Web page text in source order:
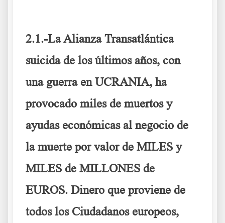
2.1.-La Alianza Transatlántica
suicida de los últimos años, con
una guerra en UCRANIA, ha
provocado miles de muertos y
ayudas económicas al negocio de
la muerte por valor de MILES y
MILES de MILLONES de
EUROS. Dinero que proviene de
todos los Ciudadanos europeos,